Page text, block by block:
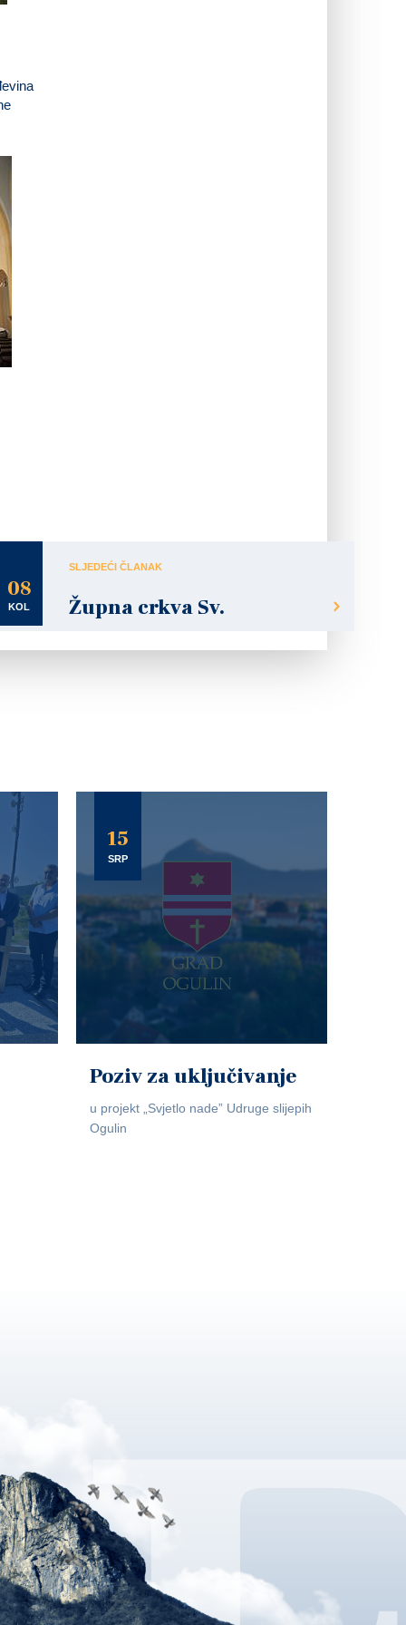
08
KOL
SLJEDEĆI ČLANAK
Župna crkva Sv.
15
SRP
Poziv za uključivanje
u projekt „Svjetlo nade” Udruge slijepih
Ogulin